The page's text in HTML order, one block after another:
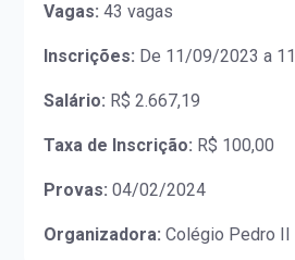
Vagas: 43 vagas
Inscrições: De 11/09/2023 a
Salário: R$ 2.667,19
Taxa de Inscrição: R$ 100,00
Provas: 04/02/2024
Organizadora: Colégio Pedro II